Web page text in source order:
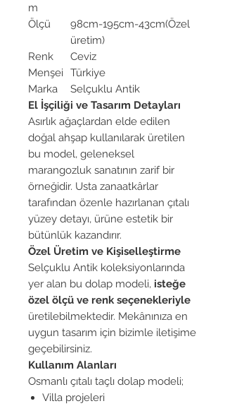
m
Ölçü
98cm-195cm-43cm(Özel
üretim)
Renk
Ceviz
Menşei Türkiye
Marka
Selçuklu Antik
El İşçiliği ve Tasarım Detayları
Asırlık ağaçlardan elde edilen
doğal ahşap kullanılarak üretilen
bu model, geleneksel
marangozluk sanatının zarif bir
örneğidir. Usta zanaatkârlar
tarafından özenle hazırlanan çıtalı
yüzey detayı, ürüne estetik bir
bütünlük kazandırır.
Özel Üretim ve Kişiselleştirme
Selçuklu Antik koleksiyonlarında
yer alan bu dolap modeli, isteğe
özel ölçü ve renk seçenekleriyle
üretilebilmektedir. Mekânınıza en
uygun tasarım için bizimle iletişime
geçebilirsiniz.
Kullanım Alanları
Osmanlı çıtalı taçlı dolap modeli;
Villa projeleri